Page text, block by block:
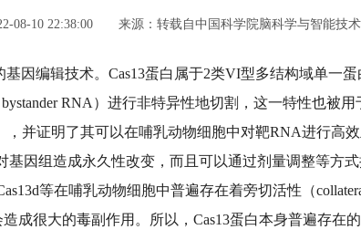
08-10 22:38:00 来源： 转载自中国科学院脑科学与智能技
因编辑技术。Cas13蛋白属于2类VI型多结构域单一
RNA）进行非特异性地切割，这一特性也被用
，并证明了其可以在哺乳动物细胞中对靶RNA进行
因组造成永久性改变，而且可以通过剂量调整等方
等在哺乳动物细胞中普遍存在着旁切活性（
成很大的毒副作用。所以，Cas13蛋白本身普遍存